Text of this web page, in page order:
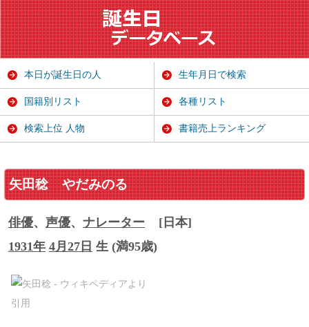
矢田稔 やだみのる
俳優、 声優、 ナレーター
[日本]
1931年 4月27日 生 (満95歳)
本日が誕生日の人 生年月日で検索
国籍別リスト 各種リスト
検索上位 人物 書籍売上ランキング